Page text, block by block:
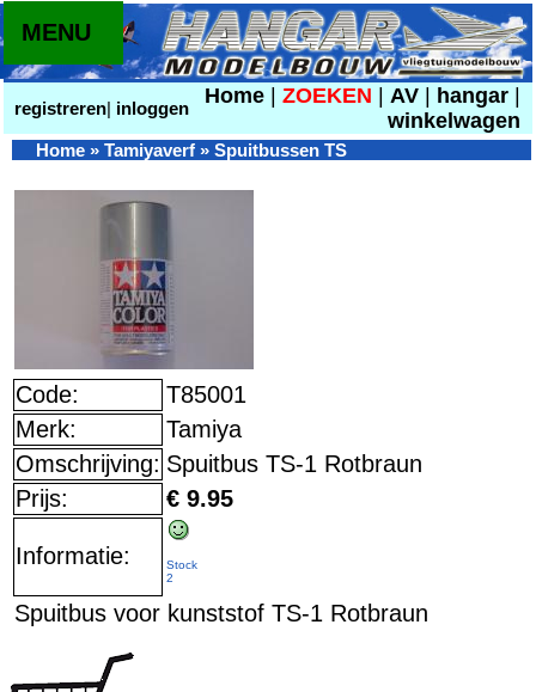
registreren| inloggen
Home ZOEKEN AV hangar
winkelwagen
MENU
Home » Tamiyaverf » Spuitbussen TS
Code:
T85001
Merk:
Tamiya
Omschrijving: Spuitbus TS-1 Rotbraun
Prijs:
€ 9.95
Informatie:
Stock
2
Spuitbus voor kunststof TS-1 Rotbraun